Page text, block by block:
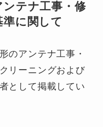
テナ工事・修
に関して
のアンテナ工事・
リーニングおよび
として掲載してい